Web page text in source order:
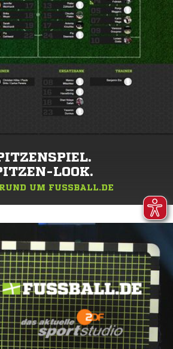
LOOK.
UM FUSSBALL.DE